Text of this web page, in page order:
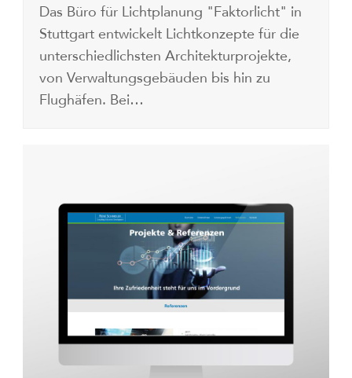
Das Büro für Lichtplanung "Faktorlicht" in
Stuttgart entwickelt Lichtkonzepte für die
unterschiedlichsten Architekturprojekte,
von Verwaltungsgebäuden bis hin zu
Flughäfen. Bei…